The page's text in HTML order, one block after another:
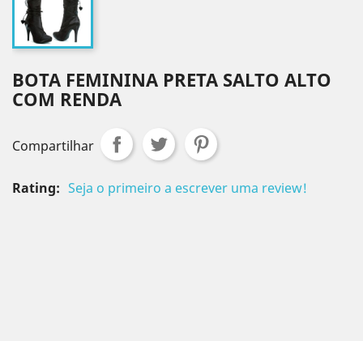
BOTA FEMININA PRETA SALTO ALTO
COM RENDA
Compartilhar
Rating: Seja o primeiro a escrever uma review!